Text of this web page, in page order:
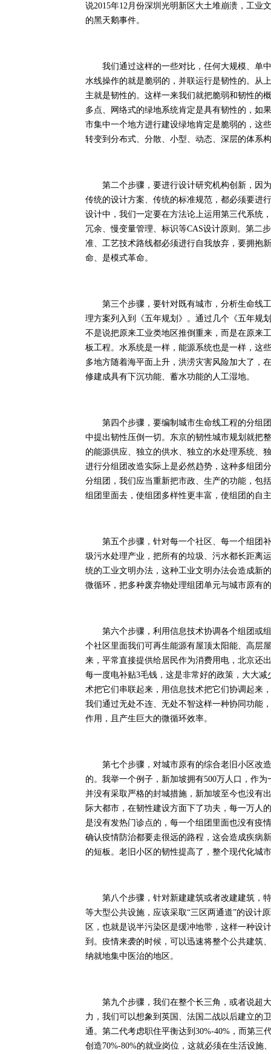
说2015年12月份深圳光明新区大土堆崩溃，工业
的黑天鹅事件。
我们通过这样的一些对比，任何大规模、单中
水线操作的就是脆弱的，并联运行是韧性的。从
主就是韧性的。这样一来我们就把脆弱和韧性的
多点、网络式的绿地系统肯定是具有韧性的，如
市集中一个地方进行建设绿地肯定是脆弱的，这
转变到分布式、分散、小型、动态、深层的体系
第二个步骤，要进行设计研究机构创新，因为
传统的设计方案、传统的标准规范，都必须要进
设计中，我们一定要在方法论上运用第三代系统
冗余、慢变量管理、标识等CAS设计原则。第二
准、工艺技术路线都必须进行自我放弃，要拥抱
命、是模式革命。
第三个步骤，要针对既有城市，分析生命线工
理方案列入到《五年规划》。通过几个《五年规
不是说把原来工业类地区推倒重来，而是在原来
板工程。水系统是一样，能源系统也是一样，这
多地方随着海平面上升，洪涝灾害风险加大了，
修建成具有下沉功能、蓄水功能的人工湿地。
第四个步骤，要编制城市生命线工程的分组团
中提出韧性压倒一切。东京的韧性城市规划就把
的能源供应、独立的供水、独立的水处理系统、
进行分组团改造实际上是必然趋势，这种多组团
分组团，我们应当重新把市政、生产的功能，包
组团里面去，使组团多样性更丰富，使组团的自
第五个步骤，针对每一个社区、每一个组团补
圾污水处理产业，把所有的垃圾、污水都长距离
统的工业文明办法，这种工业文明办法会造成新
微循环，把多种废弃物处理组团单元与城市原有
第六个步骤，利用信息技术协调各个组团或组
个社区里面我们可再生能源有屋顶太阳能、高层
来，平常直接提供给居民作为消费用电，北京还
每一度电补贴3毛钱，这是非常好的政策，大大
术把它们串联起来，用信息技术把它们协调起来
我们通过无处不连、无处不智这样一种协同功能
作用，且产生巨大的微循环效率。
第七个步骤，对城市原有的综合老旧小区改造
的。我举一个例子，新加坡拥有500万人口，作
并没有采取严格的封城措施，新加坡至今也没有
际大都市，在韧性建设方面下了功夫，每一万人
是没有发热门诊点的，每一个组团里面也没有疫
确认疫情防治都要走很远的路程，这会造成疾病
的短板。老旧小区的韧性提高了，整个现代化城
第八个步骤，针对新建建筑或者改建建筑，特
等大型公共设施，应该采取“三区两通道”的设计
区，也就是说半污染区是缓冲地带，这样一种设
到。疫情来袭的时候，可以迅速将整个公共建筑
纳就地集中医治的地区。
第九个步骤，我们在整个长三角，或者说超大
力，我们可以想象到英国、法国二战以后建立的
通。第二代考虑职住平衡达到30%-40%，而第三
创造70%-80%的就业岗位，这就必须在生活设施